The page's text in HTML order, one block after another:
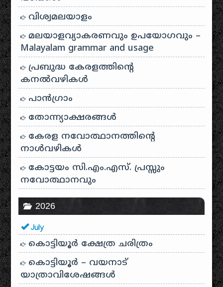
വിശ്വമലയാളം
മലയാളവ്യാകരണവും ഉപയോഗവും –
Malayalam grammar and usage
പ്രബുദ്ധ കേരളത്തിന്റെ
കനൽവഴികൾ
പാന്‍ഗ്രാം
തോന്ന്യാക്ഷരങ്ങള്‍
കേരള നവോത്ഥാനത്തിന്റെ
നാൾവഴികൾ
കോട്ടയം സി.എം.എസ്. പ്രസ്സും
നവോത്ഥാനവും
2026
July
കൊട്ടിയൂർ ക്ഷേത്ര ചരിത്രം
കൊട്ടിയൂർ – വയനാട്
യാത്രാവിശേഷങ്ങൾ